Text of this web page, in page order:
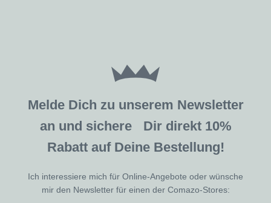
Melde Dich zu unserem Newsletter
an und sichere Dir direkt 10%
Rabatt auf Deine Bestellung!
Ich interessiere mich für Online-Angebote oder wünsche
mir den Newsletter für einen der Comazo-Stores: